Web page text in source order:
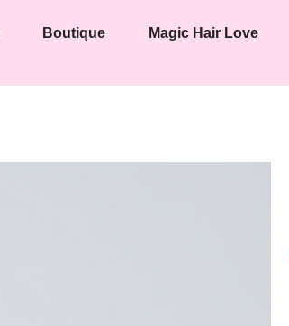
Boutique Magic Hair Love